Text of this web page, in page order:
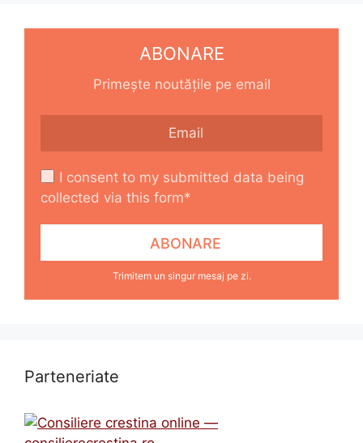
ABONARE
Primește noutățile pe email
I consent to my submitted data being
collected via this form*
Trimitem un singur mesaj pe zi.
Parteneriate